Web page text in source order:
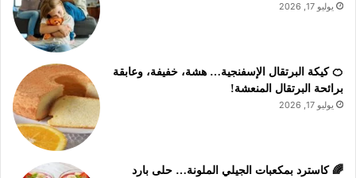
يوليو 17, 2026
🍊 كيكة البرتقال الإسفنجية… هشة، خفيفة، وعابقة
برائحة البرتقال المنعشة!
يوليو 17, 2026
🌈 كاسترد بمكعبات الجيلي الملونة… حلى بارد